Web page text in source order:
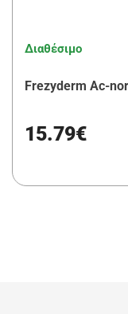
Διαθέσιμο
Frezyderm Ac-
15.79€